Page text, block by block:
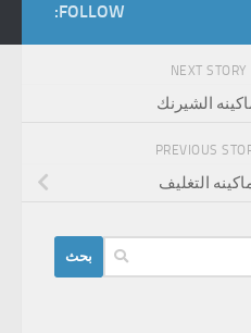
FOLLOW:
NEXT STORY
الشيرنك
PREVIOUS
التغليف